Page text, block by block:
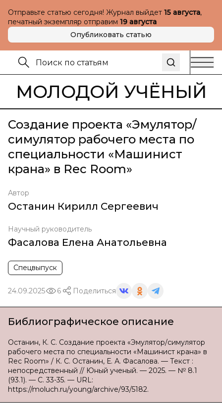
Отправьте статью сегодня! Журнал выйдет 15 августа,
печатный экземпляр отправим 19 августа
Опубликовать статью
МОЛОДОЙ УЧЁНЫЙ
Создание проекта «Эмулятор/
симулятор рабочего места по
специальности «Машинист
крана» в Rec Room»
Автор
Останин Кирилл Сергеевич
Научный руководитель
Фасалова Елена Анатольевна
Спецвыпуск
24.09.2025 6 Поделиться
Библиографическое описание
Останин, К. С. Создание проекта «Эмулятор/симулятор
рабочего места по специальности «Машинист крана» в
Rec Room» / К. С. Останин, Е. А. Фасалова. — Текст :
непосредственный // Юный ученый. — 2025. — № 8.1
(93.1). — С. 33-35. — URL:
https://moluch.ru/young/archive/93/5182.